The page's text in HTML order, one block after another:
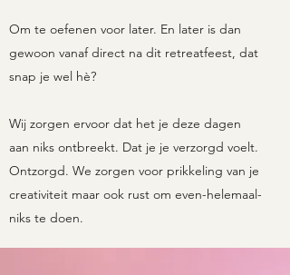
Om te oefenen voor later. En later is dan
gewoon vanaf direct na dit retreatfeest, dat
snap je wel hè?
Wij zorgen ervoor dat het je deze dagen
aan niks ontbreekt. Dat je je verzorgd voelt.
Ontzorgd. We zorgen voor prikkeling van je
creativiteit maar ook rust om even-helemaal-
niks te doen.